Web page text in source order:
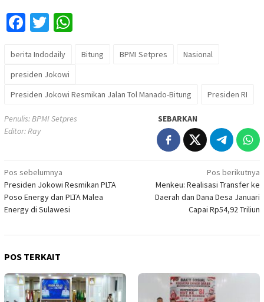
Facebook
Twitter
berita Indodaily Bitung BPMI Setpres
Nasional
presiden Jokowi
Presiden Jokowi Resmikan Jalan Tol Manado-Bitung
Presiden RI
Penulis: BPMI Setpres
Editor: Ray
SEBARKAN
Navigasi
pos
Pos sebelumnya
Presiden Jokowi Resmikan PLTA
Poso Energy dan PLTA Malea
Energy di Sulawesi
Pos berikutnya
Menkeu: Realisasi Transfer ke
Daerah dan Dana Desa Januari
Capai Rp54,92 Triliun
POS TERKAIT